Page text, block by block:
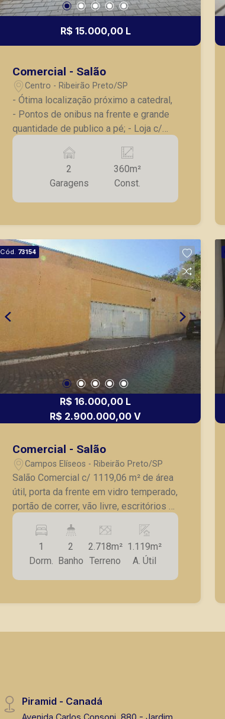
R$ 15.000,00 L
Comercial - Salão
Centro - Ribeirão Preto/SP
- Ótima localização próximo a catedral,
- Pontos de onibus na frente e grande
quantidade de publico a pé; - Loja c/
360m² área total - parte inferior com
150m², - Vitrine, divisória, - Parte
superior c/ 5 salas amplas, - 03
banheiros, - 02 vagas de garagem, A
Piramid tem como objetivo atender
segurança, em locação, vendas de
imóveis prontos, usados ou mesmo
nos principais lançamentos da cidade
de Ribeirão Preto.
2
Garagens
360m²
Const.
Cód. 73154
R$ 16.000,00 L
R$ 2.900.000,00 V
Comercial - Salão
Campos Elíseos - Ribeirão Preto/SP
Salão Comercial c/ 1119,06 m² de área
útil, porta da frente em vidro temperado,
portão de correr, vão livre, escritórios c/
divisórias, wcs masculino e feminino,
copa e despensa.
1
Dorm.
2
Banho
2.718m²
Terreno
1.119m²
A. Útil
Piramid - Canadá
Avenida Carlos Consoni, 880 - Jardim